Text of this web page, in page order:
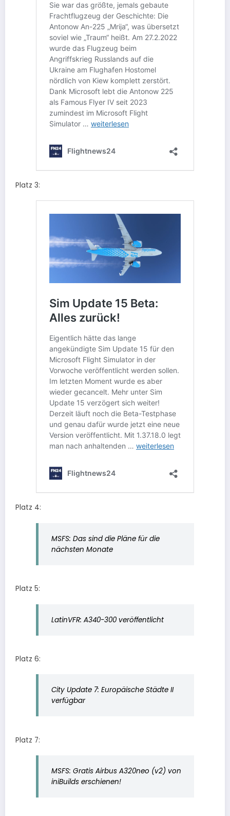
Platz 3:
Platz 4:
MSFS: Das sind die Pläne für die
nächsten Monate
Platz 5:
LatinVFR: A340-300 veröffentlicht
Platz 6:
City Update 7: Europäische Städte II
verfügbar
Platz 7:
MSFS: Gratis Airbus A320neo (v2) von
iniBuilds erschienen!